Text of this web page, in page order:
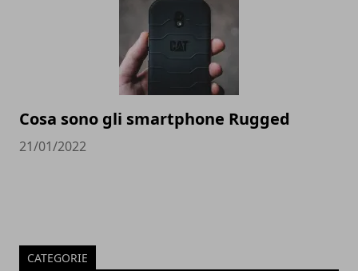
Cosa sono gli smartphone Rugged
21/01/2022
CATEGORIE